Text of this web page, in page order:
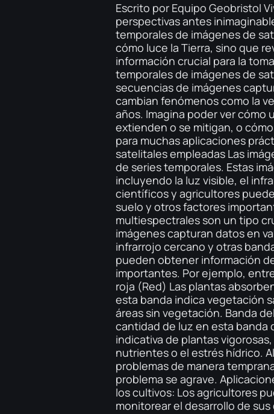
Escrito por Equipo Geobristol
perspectivas antes
temporales de imágenes de
cómo luce la Tierra, sino que
información crucial para la
temporales de imágenes de
secuencias de imágenes
cambian fenómenos como la
años. Imagina poder ver cómo
extienden o se mitigan, o
para muchas aplicaciones
satelitales empleadas Las
de series temporales. Estas
incluyendo la luz visible, el
científicos y agricultores
suelo y otros factores
multiespectrales son un tipo
imágenes capturan datos en
infrarrojo cercano y otras
pueden obtener información
importantes. Por ejemplo,
roja (Red) Las plantas
esta banda indica vegetación
áreas sin vegetación. Banda
cantidad de luz en esta banda
indicativa de plantas
nutrientes o el estrés hídrico.
problemas de manera
problema se agrave.
los cultivos: Los agricultores
monitorear el desarrollo de